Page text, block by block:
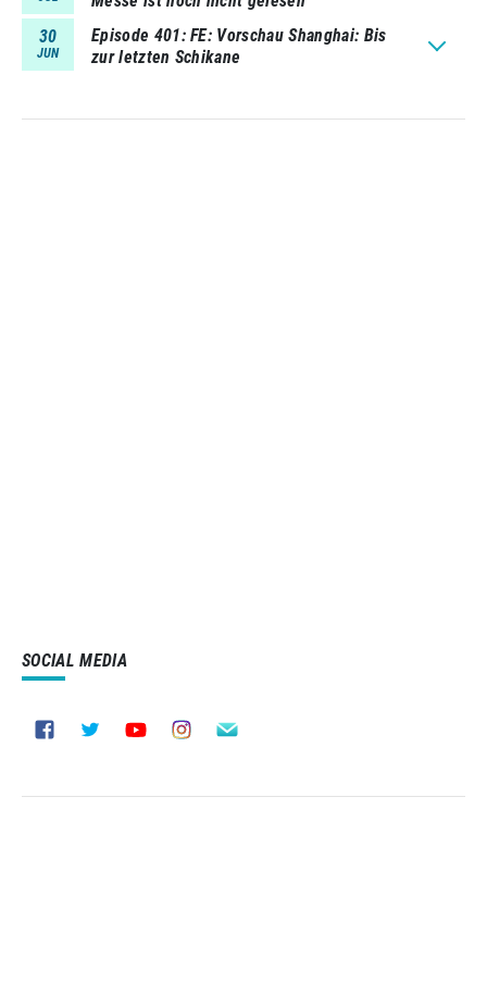
30
JUN
Episode 401 FE: Vorschau Shanghai: Bis
zur letzten Schikane
SOCIAL MEDIA